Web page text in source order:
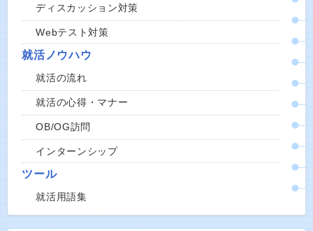
ディスカッション対策
Webテスト対策
就活ノウハウ
就活の流れ
就活の心得・マナー
OB/OG訪問
インターンシップ
ツール
就活用語集